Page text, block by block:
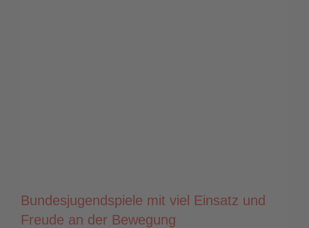
Bundesjugendspiele mit viel Einsatz und
Freude an der Bewegung